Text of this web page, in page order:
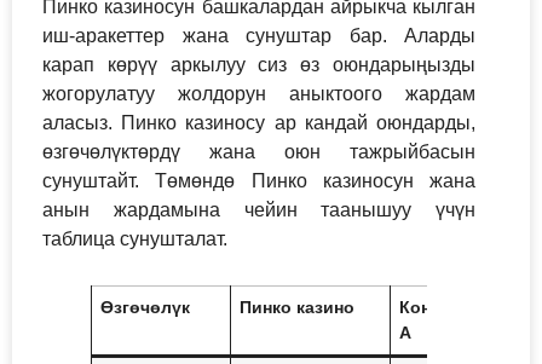
Пинко казиносун башкалардан айрыкча кылган
иш-аракеттер жана сунуштар бар. Аларды
карап көрүү аркылуу сиз өз оюндарыңызды
жогорулатуу жолдорун аныктоого жардам
аласыз. Пинко казиносу ар кандай оюндарды,
өзгөчөлүктөрдү жана оюн тажрыйбасын
сунуштайт. Төмөндө Пинко казиносун жана
анын жардамына чейин таанышуу үчүн
таблица сунушталат.
Өзгөчөлүк Пинко казино
Конкурент
A